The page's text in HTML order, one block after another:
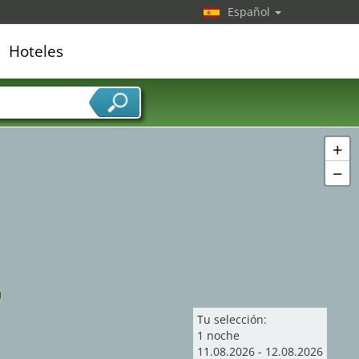
+
−
Tu selección:
1 noche
11 .08.2026 - 12.08.2026
Español
Hoteles
de servicios